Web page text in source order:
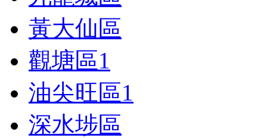
黃大仙區
觀塘區1
油尖旺區1
深水埗區